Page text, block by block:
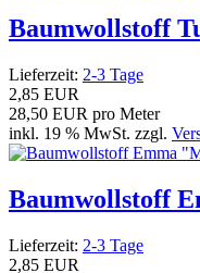
Baumwollstoff
Lieferzeit: 2-3 Tage
2,85 EUR
28,50 EUR pro Meter
inkl. 19 % MwSt. zzgl.
Baumwollstoff
Lieferzeit: 2-3 Tage
2,85 EUR